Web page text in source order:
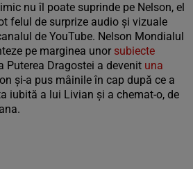
nu îl poate suprinde pe Nelson, el
felul de surprize audio și vizuale
de YouTube. Nelson Mondialul
pe marginea unor subiecte
Puterea Dragostei a devenit una
și-a pus mâinile în cap după ce a
iubită a lui Livian și a chemat-o, de